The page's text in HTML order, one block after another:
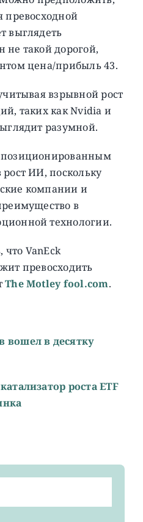
превосходной
выглядеть
такой дорогой,
цена/прибыль 43.
взрывной рост
таких как Nvidia и
разумной.
позиционированным
ИИ, поскольку
компании и
в
технологии.
VanEck
превосходить
The Motley fool.com.
вошел в десятку
роста ETF